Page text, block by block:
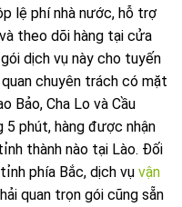
lệ phí nhà nước, hỗ trợ
theo dõi hàng tại cửa
dịch vụ này cho tuyến
chuyên trách có mặt
Bảo, Cha Lo và Cầu
5 phút, hàng được nhận
thành nào tại Lào. Đối
phía Bắc, dịch vụ vận
quan trọn gói cũng sẵn